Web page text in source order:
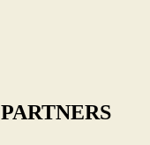
PARTNERS